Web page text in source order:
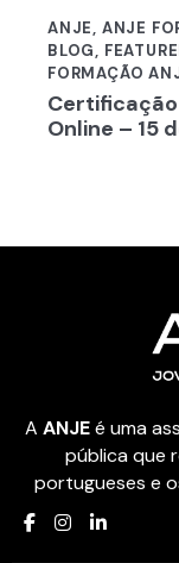
ANJE, ANJE
BLOG,
FORMAÇÃO
Online – 15
A ANJEé uma
pública que
portugueses e